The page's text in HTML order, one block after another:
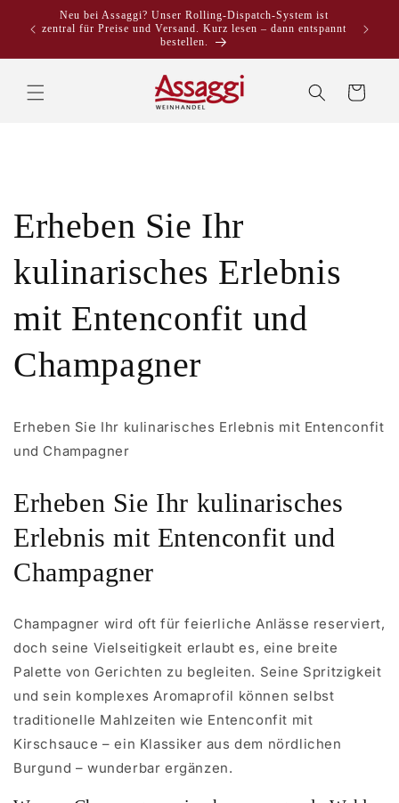
Inhalt
Neu bei Assaggi? Unser Rolling-Dispatch-System ist
zentral für Preise und Versand. Kurz lesen – dann entspannt
bestellen.
Warenkorb
Erheben Sie Ihr
kulinarisches Erlebnis
mit Entenconfit und
Champagner
Erheben Sie Ihr kulinarisches Erlebnis mit Entenconfit
und Champagner
Erheben Sie Ihr kulinarisches
Erlebnis mit Entenconfit und
Champagner
Champagner wird oft für feierliche Anlässe reserviert,
doch seine Vielseitigkeit erlaubt es, eine breite
Palette von Gerichten zu begleiten. Seine Spritzigkeit
und sein komplexes Aromaprofil können selbst
traditionelle Mahlzeiten wie Entenconfit mit
Kirschsauce – ein Klassiker aus dem nördlichen
Burgund – wunderbar ergänzen.